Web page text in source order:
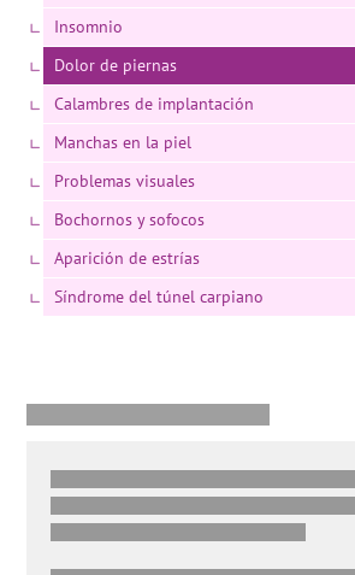
Insomnio
Dolor de piernas
Calambres de implantación
Manchas en la piel
Problemas visuales
Bochornos y sofocos
Aparición de estrías
Síndrome del túnel carpiano